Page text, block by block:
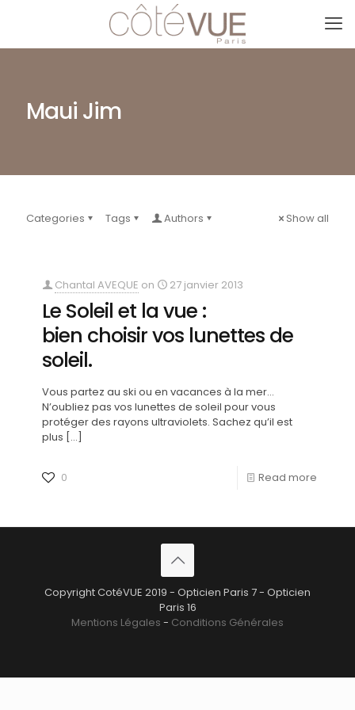
Maui Jim
Categories Tags Authors Show all
Chantal AVEQUE on 27 janvier 2013
Le Soleil et la vue :
bien choisir vos lunettes de
soleil.
Vous partez au ski ou en vacances à la mer…
N’oubliez pas vos lunettes de soleil pour vous
protéger des rayons ultraviolets. Sachez qu’il est
plus […]
0 Read more
Copyright CotéVUE 2019 - Opticien Paris 7 - Opticien
Paris 16
Mentions Légales - Conditions Générales